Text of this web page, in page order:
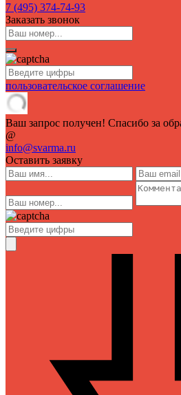
7 (495) 374-74-93
Заказать звонок
пользовательское соглашение
Ваш запрос получен! Спасибо за
@
info@svarma.ru
Оставить заявку